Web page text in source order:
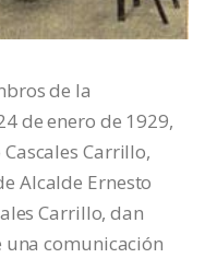
de la
de enero de 1929,
Carrillo,
Alcalde Ernesto
Carrillo, dan
una comunicación